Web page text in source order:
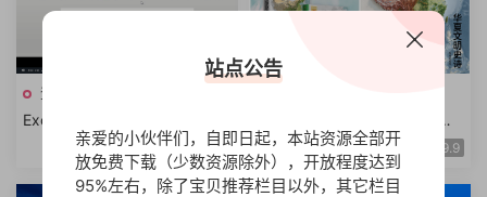
资源推荐
Excel表格系统课程Excel函数
公式Excel数据透视表Excel图
表视频教程+课件资料
14.9
这里是中国资料合集电子书全3
册中国地理科普华夏文明史诗
年度好书高分推荐
9.9
站点公告
亲爱的小伙伴们，自即日起，本站资源全部开
放免费下载（少数资源除外），开放程度达到
95%左右，除了宝贝推荐栏目以外，其它栏目